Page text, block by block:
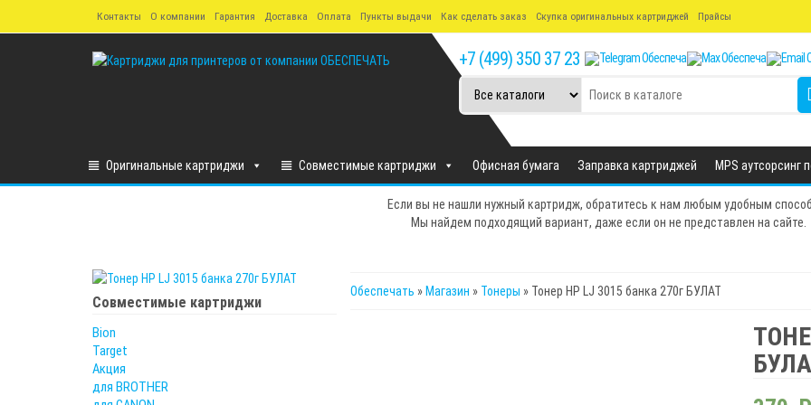
Контакты О компании Гарантия Доставка Оплата Пункты выдачи Как сделать заказ Скупка оригинальных картриджей Прайсы
+7 (499) 350 37 23
Оригинальные картриджи Совместимые картриджи Офисная бумага Заправка картриджей MPS аутсорсинг
Если вы не нашли нужный картридж, обратитесь к нам любым удобным
Мы найдем подходящий вариант, даже если он не представлен на сайте.
Совместимые картриджи
Bion
Target
Акция
для BROTHER
Обеспечать » Магазин » Тонеры » Тонер HP LJ 3015 банка 270г БУЛАТ